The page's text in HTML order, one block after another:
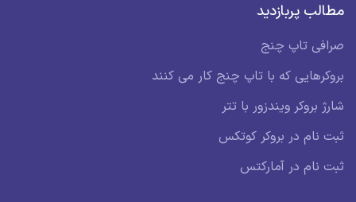
مطالب پربازدید
صرافی تاپ چنج
بروکرهایی که با تاپ چنج کار می کنند
شارژ بروکر ویندزور با تتر
ثبت نام در بروکر کوتکس
ثبت نام در آمارکتس